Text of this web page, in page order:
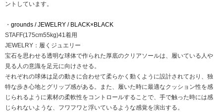
ントしています。
・ grounds / JEWELRY / BLACK×BLACK
STAFF(175cm55kg)41着用
JEWELRY：履くジュエリー
宝石を思わせる透明な球体で作られた厚底のクリアソールは、履いている人や
見る人の意識を足元に向けさせる。
それぞれの球体は足の動きに合わせて柔らかく動くように設計されており、独
特な歩き心地とグリップ感がある。また、履いた時に最適なクッション性を感
じられるように素材の柔軟性をコントロールすることで、手で触った時には感
じられないような、フワフワと浮いているような感覚を演出する。